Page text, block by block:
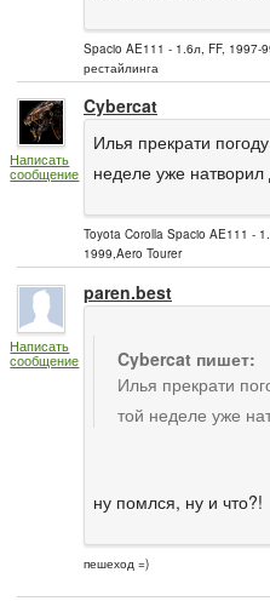
Spacio AE111 - 1.6л, FF, 1997-
рестайлинга
Написать
сообщение
Cybercat
Илья прекрати
неделе уже натворил
Toyota Corolla Spacio AE111 -
1999,Aero Tourer
Написать
сообщение
paren.best
Cybercat пишет:
Илья прекрати
той неделе уже
ну помлся, ну и что?!
пешеход =)